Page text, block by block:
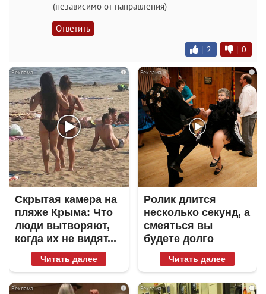
(независимо от направления)
Ответить
| 2 | 0
i
Скрытая камера на
пляже Крыма: Что
люди вытворяют,
когда их не видят...
Читать далее
i
Ролик длится
несколько секунд, а
смеяться вы
будете долго
Читать далее
i i